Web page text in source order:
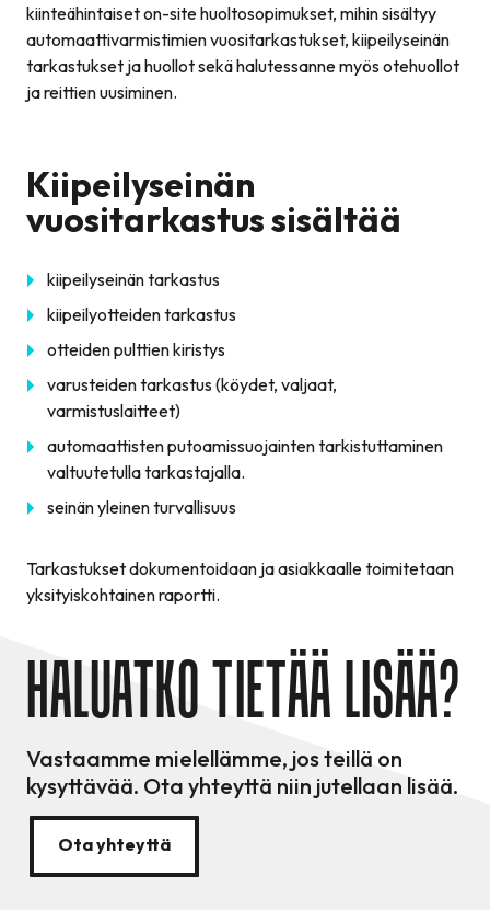
kiinteähintaiset on-site huoltosopimukset, mihin sisältyy
automaattivarmistimien vuositarkastukset, kiipeilyseinän
tarkastukset ja huollot sekä halutessanne myös otehuollot
ja reittien uusiminen.
Kiipeilyseinän
vuositarkastus sisältää
kiipeilyseinän tarkastus
kiipeilyotteiden tarkastus
otteiden pulttien kiristys
varusteiden tarkastus (köydet, valjaat,
varmistuslaitteet)
automaattisten putoamissuojainten tarkistuttaminen
valtuutetulla tarkastajalla.
seinän yleinen turvallisuus
Tarkastukset dokumentoidaan ja asiakkaalle toimitetaan
yksityiskohtainen raportti.
HALUATKO TIETÄÄ LISÄÄ?
Vastaamme mielellämme, jos teillä on
kysyttävää. Ota yhteyttä niin jutellaan lisää.
Ota yhteyttä